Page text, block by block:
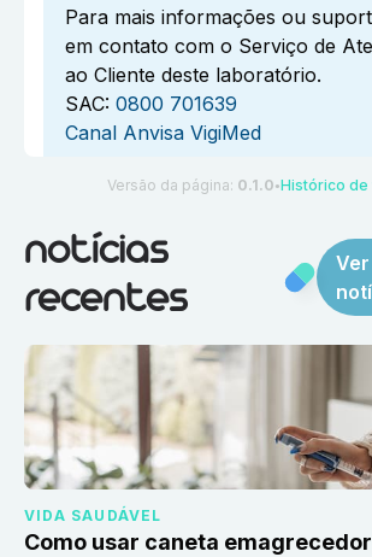
Para mais informações ou
em contato com o Serviço de
ao Cliente deste laboratório.
SAC: 0800 701639
Canal Anvisa VigiMed
Versão da página: 0.1.0 ●Histórico
notícias
recentes
VIDA SAUDÁVEL
Como usar caneta